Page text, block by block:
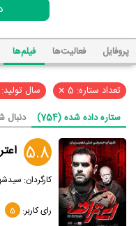
پروفایل فعالیت‌ها فیلم‌ها
تعداد ستاره: 5 × سال تولید:
ستاره داده شده (754) دنبال
5.8
کارگردان:
رای کاربر: 5